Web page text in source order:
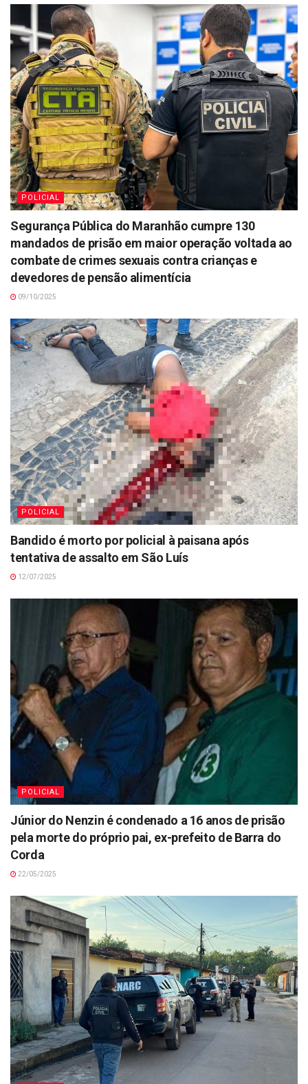
POLICIAL
Segurança Pública do Maranhão cumpre 130
mandados de prisão em maior operação voltada ao
combate de crimes sexuais contra crianças e
devedores de pensão alimentícia
09/10/2025
POLICIAL
Bandido é morto por policial à paisana após
tentativa de assalto em São Luís
12/07/2025
POLICIAL
Júnior do Nenzin é condenado a 16 anos de prisão
pela morte do próprio pai, ex-prefeito de Barra do
Corda
22/05/2025